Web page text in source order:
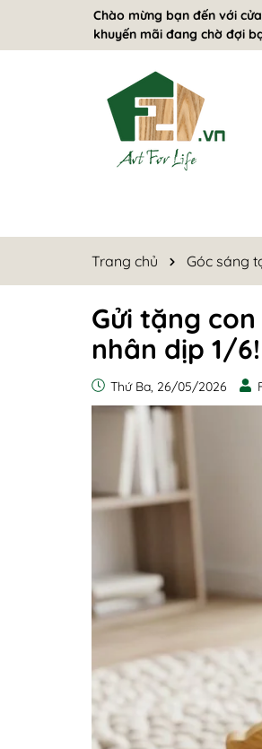
Chào mừng bạn đến với
khuyến mãi đang chờ đợi
Trang chủ Góc sáng
Gửi tặng
nhân dịp 1/6!
Thứ Ba, 26/05/2026